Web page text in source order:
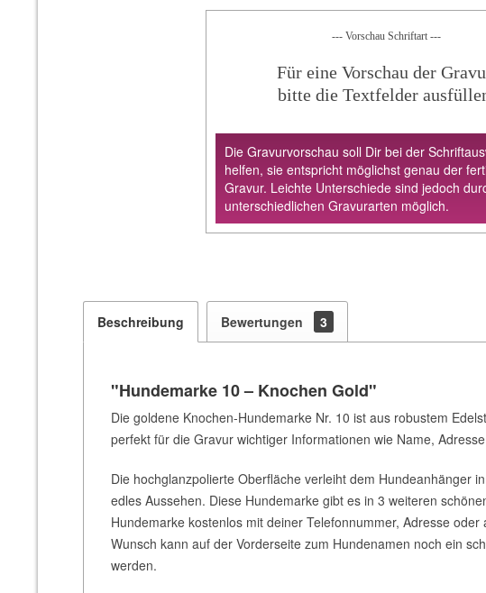
--- Vorschau Schriftart ---
Für eine Vorschau der
bitte die Textfelder
Die Gravurvorschau soll Dir bei der
helfen, sie entspricht möglichst genau der
Gravur. Leichte Unterschiede sind jedoch
unterschiedlichen Gravurarten möglich.
Beschreibung Bewertungen 3
"Hundemarke 10 – Knochen Gold"
Die goldene Knochen-Hundemarke Nr. 10 ist aus robustem
perfekt für die Gravur wichtiger Informationen wie Name,
Die hochglanzpolierte Oberfläche verleiht dem Hundeanhänger
edles Aussehen. Diese Hundemarke gibt es in 3 weiteren
Hundemarke kostenlos mit deiner Telefonnummer, Adresse
Wunsch kann auf der Vorderseite zum Hundenamen noch ein
werden.